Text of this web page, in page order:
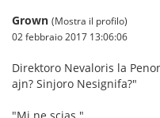
Grown (Mostra il profilo)
02 febbraio 2017 13:06:06
Direktoro Nevaloris la
ajn? Sinjoro Nesignifa?"